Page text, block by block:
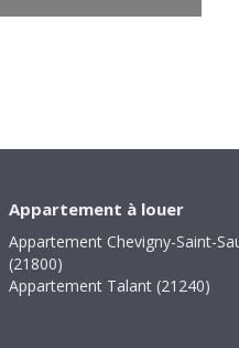
Voir
Appartement à louer
Appartement Chevigny-Saint-
(21800)
Appartement Talant (21240)